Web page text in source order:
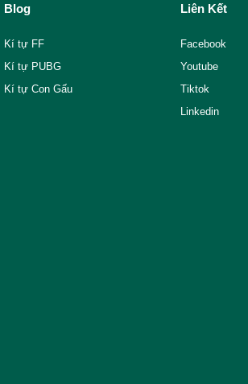
Blog
Kí tự FF
Kí tự PUBG
Kí tự Con Gấu
Liên Kết
Facebook
Youtube
Tiktok
Linkedin